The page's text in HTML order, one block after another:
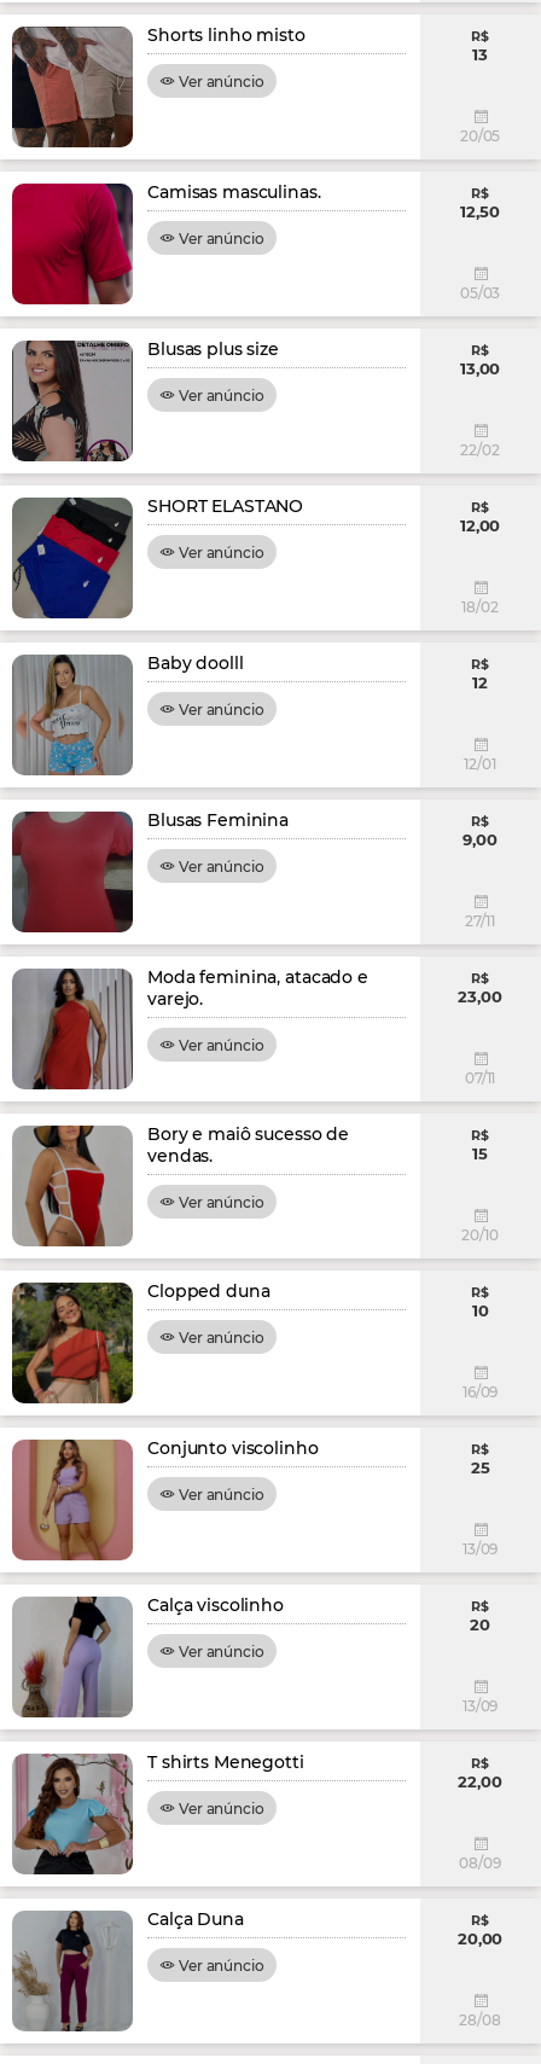
Shorts linho misto
Ver anúncio
R$
13
20/05
Camisas masculinas.
Ver anúncio
R$
12,50
05/03
Blusas plus size
Ver anúncio
R$
13,00
22/02
SHORT ELASTANO
Ver anúncio
R$
12,00
18/02
Baby doolll
Ver anúncio
R$
12
12/01
Blusas Feminina
Ver anúncio
R$
9,00
27/11
Moda feminina, atacado e
varejo.
Ver anúncio
R$
23,00
07/11
Bory e maiô sucesso de
vendas.
Ver anúncio
R$
15
20/10
Clopped duna
Ver anúncio
R$
10
16/09
Conjunto viscolinho
Ver anúncio
R$
25
13/09
Calça viscolinho
Ver anúncio
R$
20
13/09
T shirts Menegotti
Ver anúncio
R$
22,00
08/09
Calça Duna
Ver anúncio
R$
20,00
28/08